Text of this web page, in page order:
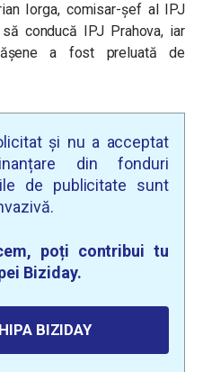
Iorga, comisar-șef al IPJ
conducă IPJ Prahova, iar
a fost preluată de
și nu a acceptat
din fonduri
de publicitate sunt
poți contribui tu
Biziday.
BIZIDAY